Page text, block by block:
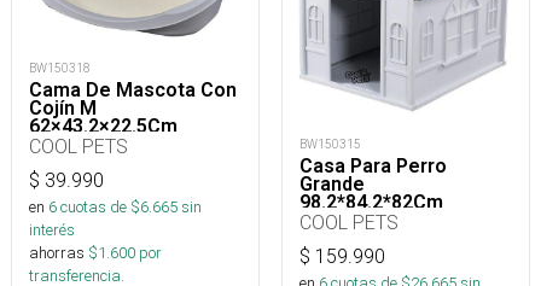
BW150318
Cama De Mascota Con
Cojín M
62×43.2×22.5Cm
COOL PETS
$ 39.990
en 6cuotas de $6.665sin
interés
ahorras $1.600 por
transferencia.
BW150315
Casa Para Perro
Grande
98.2*84.2*82Cm
COOL PETS
$ 159.990